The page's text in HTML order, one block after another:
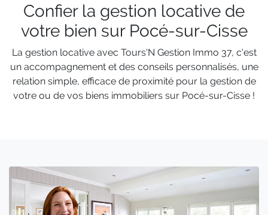
Confier la gestion locative de
votre bien sur Pocé-sur-Cisse
La gestion locative avec Tours'N Gestion Immo 37, c'est
un accompagnement et des conseils personnalisés, une
relation simple, efficace de proximité pour la gestion de
votre ou de vos biens immobiliers sur Pocé-sur-Cisse !